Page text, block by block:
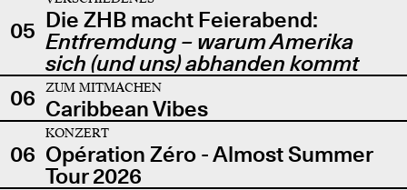
05 Die ZHB macht Feierabend:
Entfremdung – warum Amerika
sich (und uns) abhanden kommt
06
ZUM MITMACHEN
Caribbean Vibes
06
KONZERT
Opération Zéro - Almost Summer
Tour 2026